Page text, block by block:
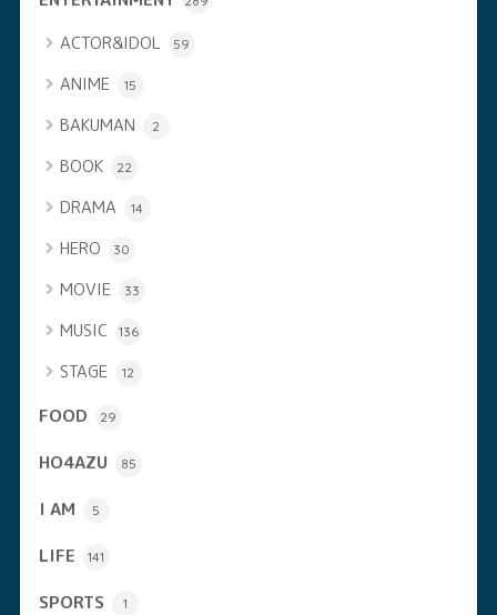
ACTOR&IDOL 59
ANIME 15
BAKUMAN 2
BOOK 22
DRAMA 14
HERO 30
MOVIE 33
MUSIC 136
STAGE 12
FOOD 29
HO4AZU 85
I AM 5
LIFE 141
SPORTS 1